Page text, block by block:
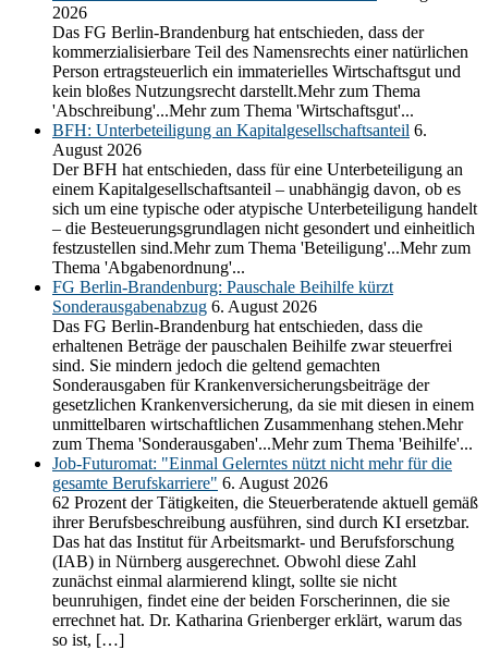
2026
Das FG Berlin-Brandenburg hat entschieden, dass der
kommerzialisierbare Teil des Namensrechts einer natürlichen
Person ertragsteuerlich ein immaterielles Wirtschaftsgut und
kein bloßes Nutzungsrecht darstellt.Mehr zum Thema
'Abschreibung'...Mehr zum Thema 'Wirtschaftsgut'...
BFH: Unterbeteiligung an Kapitalgesellschaftsanteil 6.
August 2026
Der BFH hat entschieden, dass für eine Unterbeteiligung an
einem Kapitalgesellschaftsanteil – unabhängig davon, ob es
sich um eine typische oder atypische Unterbeteiligung handelt
– die Besteuerungsgrundlagen nicht gesondert und einheitlich
festzustellen sind.Mehr zum Thema 'Beteiligung'...Mehr zum
Thema 'Abgabenordnung'...
FG Berlin-Brandenburg: Pauschale Beihilfe kürzt
Sonderausgabenabzug 6. August 2026
Das FG Berlin-Brandenburg hat entschieden, dass die
erhaltenen Beträge der pauschalen Beihilfe zwar steuerfrei
sind. Sie mindern jedoch die geltend gemachten
Sonderausgaben für Krankenversicherungsbeiträge der
gesetzlichen Krankenversicherung, da sie mit diesen in einem
unmittelbaren wirtschaftlichen Zusammenhang stehen.Mehr
zum Thema 'Sonderausgaben'...Mehr zum Thema 'Beihilfe'...
Job-Futuromat: "Einmal Gelerntes nützt nicht mehr für die
gesamte Berufskarriere" 6. August 2026
62 Prozent der Tätigkeiten, die Steuerberatende aktuell gemäß
ihrer Berufsbeschreibung ausführen, sind durch KI ersetzbar.
Das hat das Institut für Arbeitsmarkt- und Berufsforschung
(IAB) in Nürnberg ausgerechnet. Obwohl diese Zahl
zunächst einmal alarmierend klingt, sollte sie nicht
beunruhigen, findet eine der beiden Forscherinnen, die sie
errechnet hat. Dr. Katharina Grienberger erklärt, warum das
so ist, […]